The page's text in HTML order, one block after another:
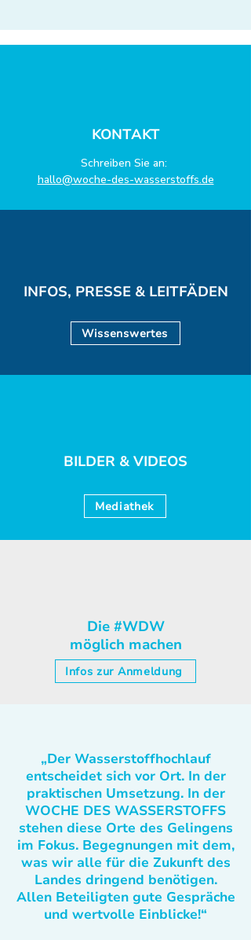
KONTAKT
Schreiben Sie an:
hallo@woche-des-wasserstoffs.de
INFOS, PRESSE & LEITFÄDEN
Wissenswertes
BILDER & VIDEOS
Mediathek
Die #WDW
möglich machen
Infos zur Anmeldung
„Der Wasserstoffhochlauf
entscheidet sich vor Ort. In der
praktischen Umsetzung. In der
WOCHE DES WASSERSTOFFS
stehen diese Orte des Gelingens
im Fokus. Begegnungen mit dem,
was wir alle für die Zukunft des
Landes dringend benötigen.
Allen Beteiligten gute Gespräche
und wertvolle Einblicke!“